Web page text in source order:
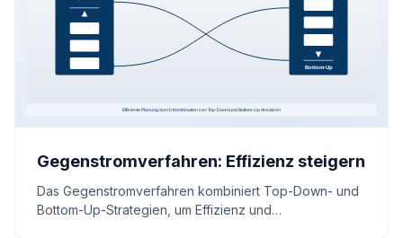
Gegenstromverfahren: Effizienz steigern
Das Gegenstromverfahren kombiniert Top-Down- und
Bottom-Up-Strategien, um Effizienz und